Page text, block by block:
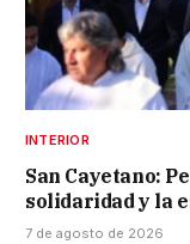
INTERIOR
San Cayetano:
solidaridad y la
7 de agosto de 2026